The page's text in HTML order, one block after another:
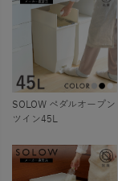
SOLOW ペダルオープン
ツイン45L